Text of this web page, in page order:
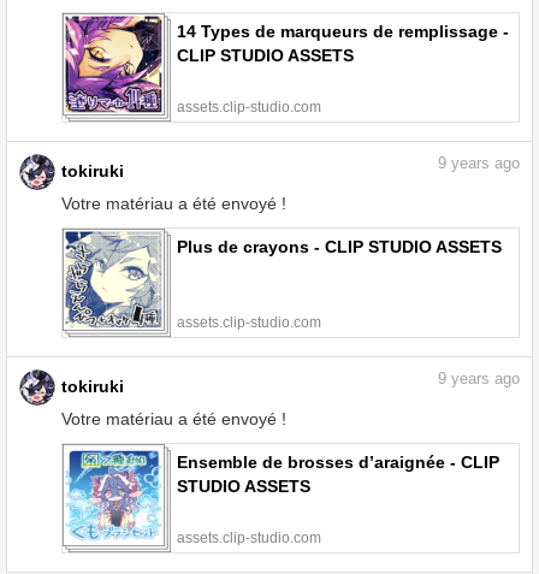
14 Types de marqueurs de remplissage -
CLIP STUDIO ASSETS
assets.clip-studio.com
tokiruki
Votre matériau a été envoyé !
9 years ago
Plus de crayons - CLIP STUDIO ASSETS
assets.clip-studio.com
tokiruki
Votre matériau a été envoyé !
9 years ago
Ensemble de brosses d’araignée - CLIP
STUDIO ASSETS
assets.clip-studio.com